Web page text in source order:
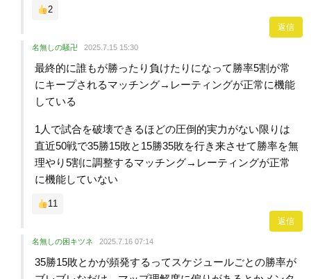
2
返信
名無しの騒卍 2025.7.15 15:30
最終的に誰もが勝ったり負けたりになって勝率5割が常
にキープされるマッチング→レーティングが正常に機能
している
1人で試合を破壊できるほどの圧倒的実力がない限りは
直近50戦で35勝15敗と15勝35敗を行き来させて勝率を無
理やり5割に調整するマッチング→レーティングが正常
に機能していない
11
返信
名無しの困キツネ 2025.7.16 07:14
35勝15敗とかが頻発するってスケジュールごとの勝率が